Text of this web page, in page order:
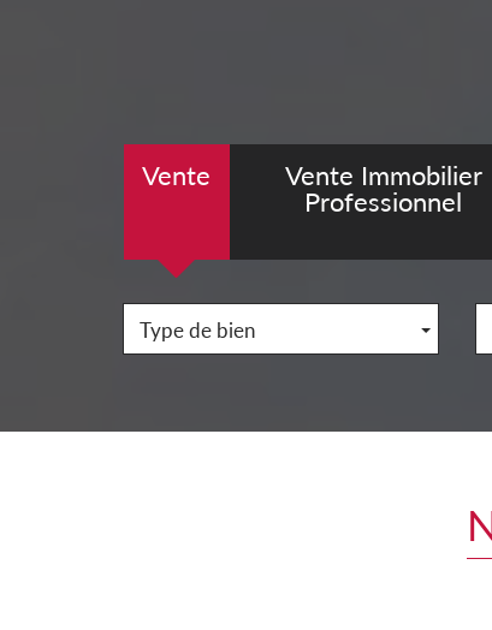
Vente
Vente Immobilier
Professionnel
Type de bien